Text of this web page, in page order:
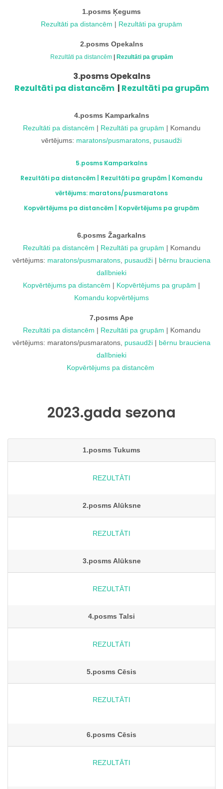
1.posms Ķegums
Rezultāti pa distancēm | Rezultāti pa grupām
2.posms Opekalns
Rezultāti pa distancēm| Rezultāti pa grupām
3.posms Opekalns
Rezultāti pa distancēm | Rezultāti pa grupām
4.posms Kamparkalns
Rezultāti pa distancēm | Rezultāti pa grupām | Komandu
vērtējums: maratons/pusmaratons pusaudži
5.posms Kamparkalns
Rezultāti pa distancēm
Rezultāti pa grupām | Komandu
vērtējums: maratons/pusmaratons
Kopvērtējums pa distancēm
Kopvērtējums pa grupām
6.posms Žagarkalns
Rezultāti pa distancēm | Rezultāti pa grupām | Komandu
vērtējums: maratons/pusmaratons pusaudži | bērnu brauciena
dalībnieki
Kopvērtējums pa distancēm | Kopvērtējums pa grupām |
Komandu kopvērtējums
7.posms Ape
Rezultāti pa distancēm | Rezultāti pa grupām | Komandu
vērtējums: maratons/pusmaratons, pusaudži | bērnu brauciena
dalībnieki
Kopvērtējums pa distancēm
2023.gada sezona
1.posms Tukums
REZULTĀTI
2.posms Alūksne
REZULTĀTI
3.posms Alūksne
REZULTĀTI
4.posms Talsi
REZULTĀTI
5.posms Cēsis
REZULTĀTI
6.posms Cēsis
REZULTĀTI